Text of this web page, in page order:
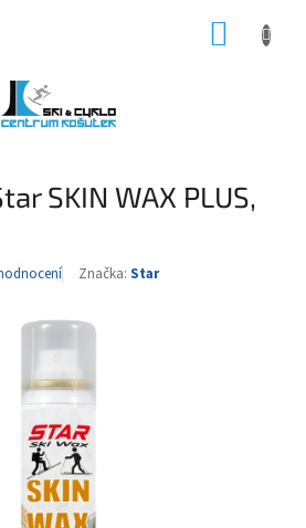
SKIN WAX PLUS,
Značka: Star